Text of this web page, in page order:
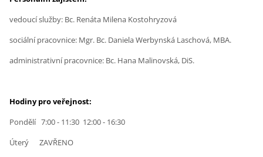
vedoucí služby: Bc. Renáta Milena Kostohryzová
sociální pracovnice: Mgr. Bc. Daniela Werbynská Laschová, MBA.
administrativní pracovnice: Bc. Hana Malinovská, DiS.
Hodiny pro veřejnost:
Pondělí 7:00 - 11:30 12:00 - 16:30
Úterý ZAVŘENO